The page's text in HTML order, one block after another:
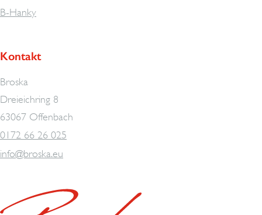
B-Hanky
Kontakt
Broska
Dreieichring 8
63067 Offenbach
0172 66 26 025
info@broska.eu